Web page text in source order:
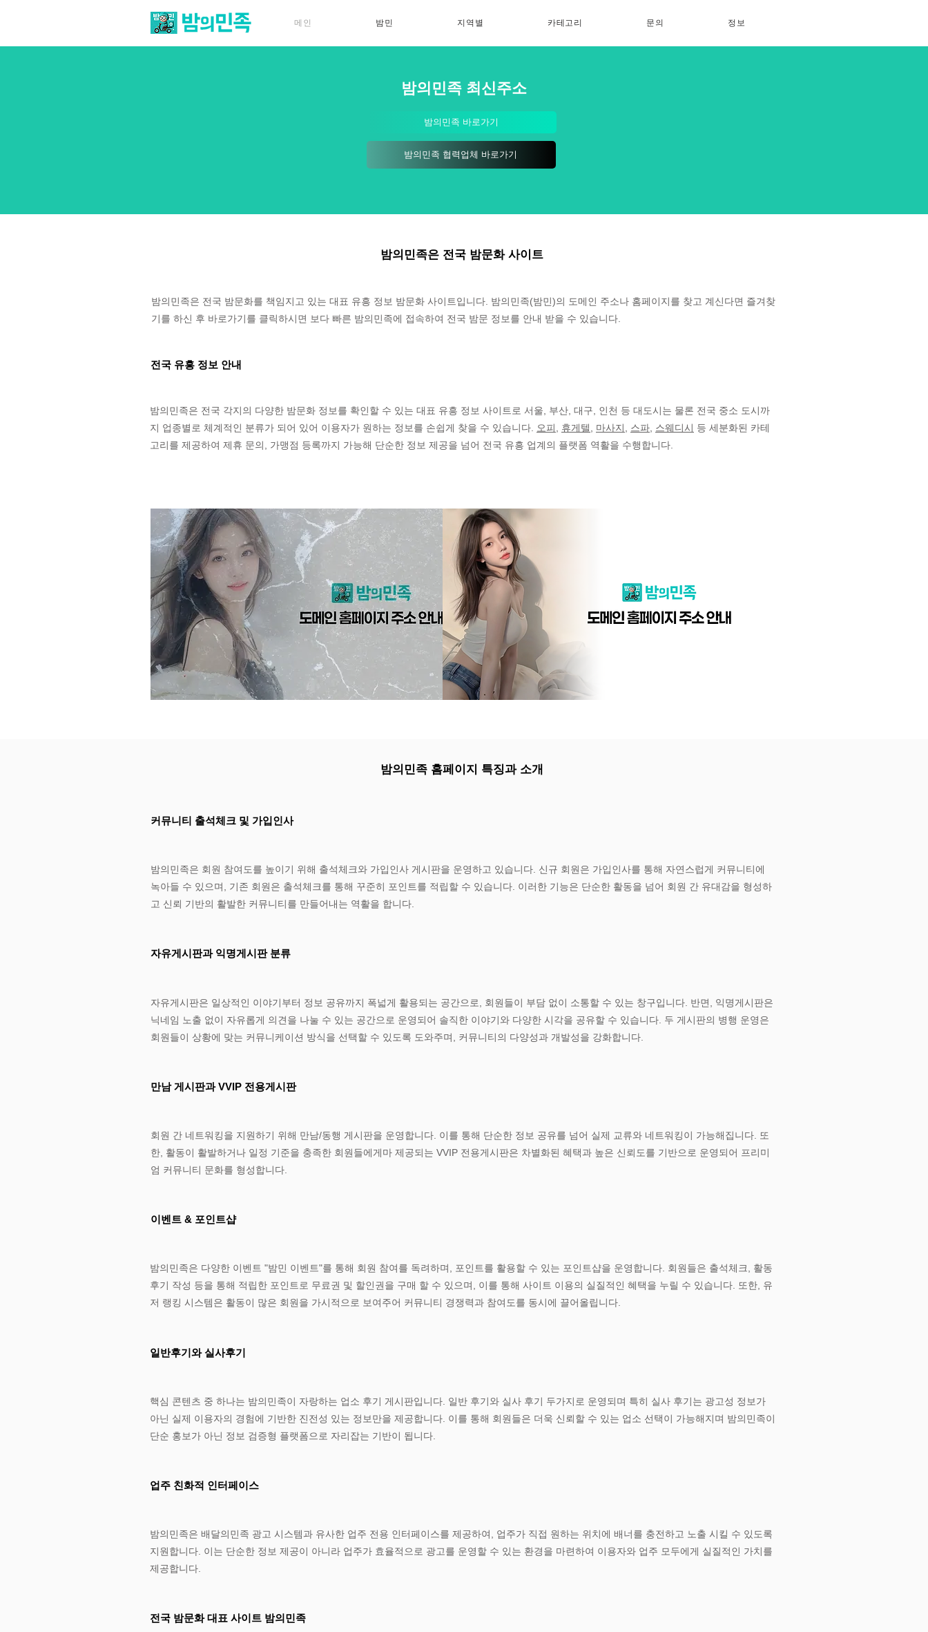
메인 밤민 지역별 카테고리 문의 정보
밤의민족 최신주소
밤의민족 바로가기
밤의민족 협력업체 바로가기
밤의민족은 전국 밤문화 사이트
밤의민족은 전국 밤문화를 책임지고 있는 대표 유흥 정보 밤문화 사이트입니다. 밤의민족(밤민)의 도메인 주소나 홈페이지를 찾고 계신다면 즐겨찾
기를 하신 후 바로가기를 클릭하시면 보다 빠른 밤의민족에 접속하여 전국 밤문 정보를 안내 받을 수 있습니다.
전국 유흥 정보 안내
밤의민족은 전국 각지의 다양한 밤문화 정보를 확인할 수 있는 대표 유흥 정보 사이트로 서울, 부산, 대구, 인천 등 대도시는 물론 전국 중소 도시까
지 업종별로 체계적인 분류가 되어 있어 이용자가 원하는 정보를 손쉽게 찾을 수 있습니다.
오피 휴게텔 마사지 스파 스웨디시 등 세분화된 카테
고리를 제공하여 제휴 문의, 가맹점 등록까지 가능해 단순한 정보 제공을 넘어 전국 유흥 업계의 플랫폼 역활을 수행합니다.
밤의민족 홈페이지 특징과 소개
커뮤니티 출석체크 및 가입인사
밤의민족은 회원 참여도를 높이기 위해 출석체크와 가입인사 게시판을 운영하고 있습니다. 신규 회원은 가입인사를 통해 자연스럽게 커뮤니티에
녹아들 수 있으며, 기존 회원은 출석체크를 통해 꾸준히 포인트를 적립할 수 있습니다. 이러한 기능은 단순한 활동을 넘어 회원 간 유대감을 형성하
고 신뢰 기반의 활발한 커뮤니티를 만들어내는 역활을 합니다.
​자유게시판과 익명게시판 분류
자유게시판은 일상적인 이야기부터 정보 공유까지 폭넓게 활용되는 공간으로, 회원들이 부담 없이 소통할 수 있는 창구입니다. 반면, 익명게시판은
닉네임 노출 없이 자유롭게 의견을 나눌 수 있는 공간으로 운영되어 솔직한 이야기와 다양한 시각을 공유할 수 있습니다. 두 게시판의 병행 운영은
회원들이 상황에 맞는 커뮤니케이션 방식을 선택할 수 있도록 도와주며, 커뮤니티의 다양성과 개발성을 강화합니다.
만남 게시판과 VVIP 전용게시판
회원 간 네트워킹을 지원하기 위해 만남/동행 게시판을 운영합니다. 이를 통해 단순한 정보 공유를 넘어 실제 교류와 네트워킹이 가능해집니다. 또
한, 활동이 활발하거나 일정 기준을 충족한 회원들에게마 제공되는 VVIP 전용게시판은 차별화된 혜택과 높은 신뢰도를 기반으로 운영되어 프리미
엄 커뮤니티 문화를 형성합니다.
이벤트 & 포인트샵
밤의민족은 다양한 이벤트 "밤민 이벤트"를 통해 회원 참여를 독려하며, 포인트를 활용할 수 있는 포인트샵을 운영합니다. 회원들은 출석체크, 활동
후기 작성 등을 통해 적립한 포인트로 무료권 및 할인권을 구매 할 수 있으며, 이를 통해 사이트 이용의 실질적인 혜택을 누릴 수 있습니다. 또한, 유
저 랭킹 시스템은 활동이 많은 회원을 가시적으로 보여주어 커뮤니티 경쟁력과 참여도를 동시에 끌어올립니다.
​일반후기와 실사후기
​핵심 콘텐츠 중 하나는 밤의민족이 자랑하는 업소 후기 게시판입니다. 일반 후기와 실사 후기 두가지로 운영되며 특히 실사 후기는 광고성 정보가
아닌 실제 이용자의 경험에 기반한 진전성 있는 정보만을 제공합니다. 이를 통해 회원들은 더욱 신뢰할 수 있는 업소 선택이 가능해지며 밤의민족이
단순 홍보가 아닌 정보 검증형 플랫폼으로 자리잡는 기반이 됩니다.
업주 친화적 인터페이스
밤의민족은 배달의민족 광고 시스템과 유사한 업주 전용 인터페이스를 제공하여, 업주가 직접 원하는 위치에 배너를 충전하고 노출 시킬 수 있도록
지원합니다. 이는 단순한 정보 제공이 아니라 업주가 효율적으로 광고를 운영할 수 있는 환경을 마련하여 이용자와 업주 모두에게 실질적인 가치를
제공합니다.
전국 밤문화 대표 사이트 밤의민족